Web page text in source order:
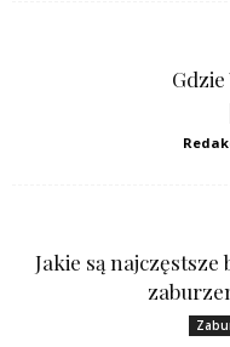
Jakie są najczęstsze